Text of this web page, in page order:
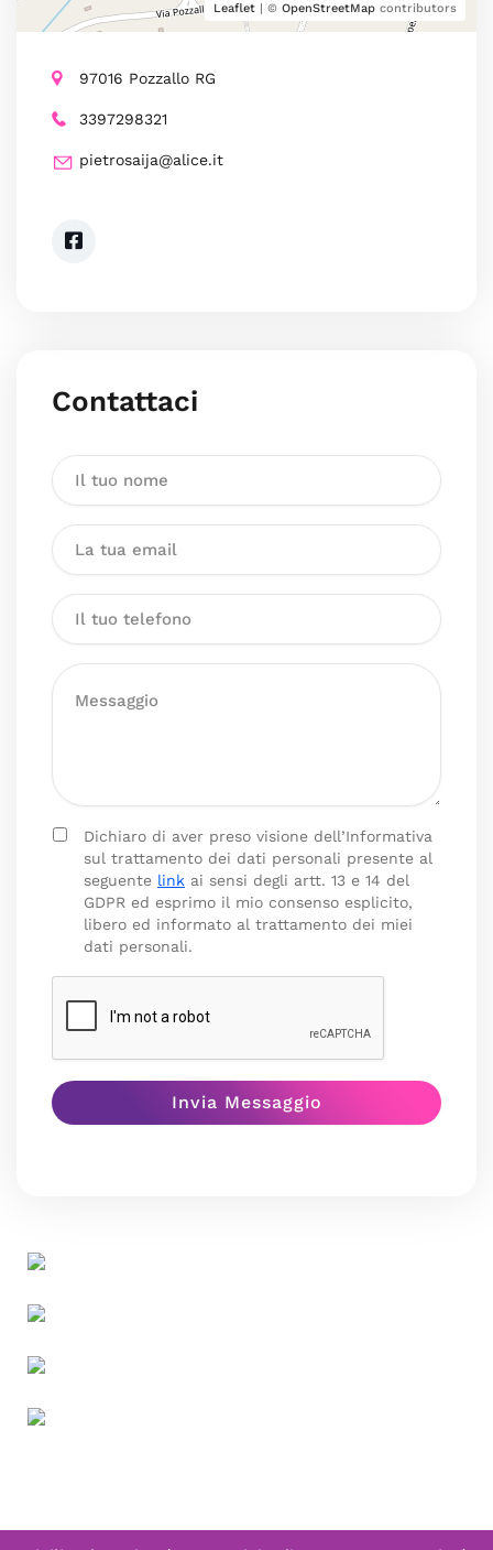
Leaflet | © OpenStreetMap contributors
97016 Pozzallo RG
3397298321
pietrosaija@alice.it
Contattaci
Dichiaro di aver preso visione dell’Informativa
sul trattamento dei dati personali presente al
seguente link ai sensi degli artt. 13 e 14 del
GDPR ed esprimo il mio consenso esplicito,
libero ed informato al trattamento dei miei
dati personali.